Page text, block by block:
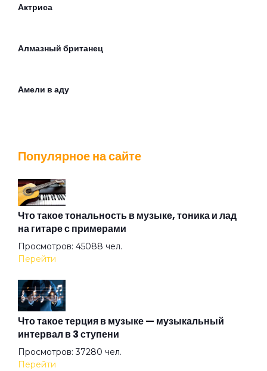
Актриса
Алмазный британец
Амели в аду
Архитектор
Асфальт
Атлантида
Ау
Популярное на сайте
Что такое тональность в музыке, тоника и лад
на гитаре с примерами
Просмотров: 45088 чел.
Перейти
Что такое терция в музыке — музыкальный
интервал в 3 ступени
Просмотров: 37280 чел.
Перейти